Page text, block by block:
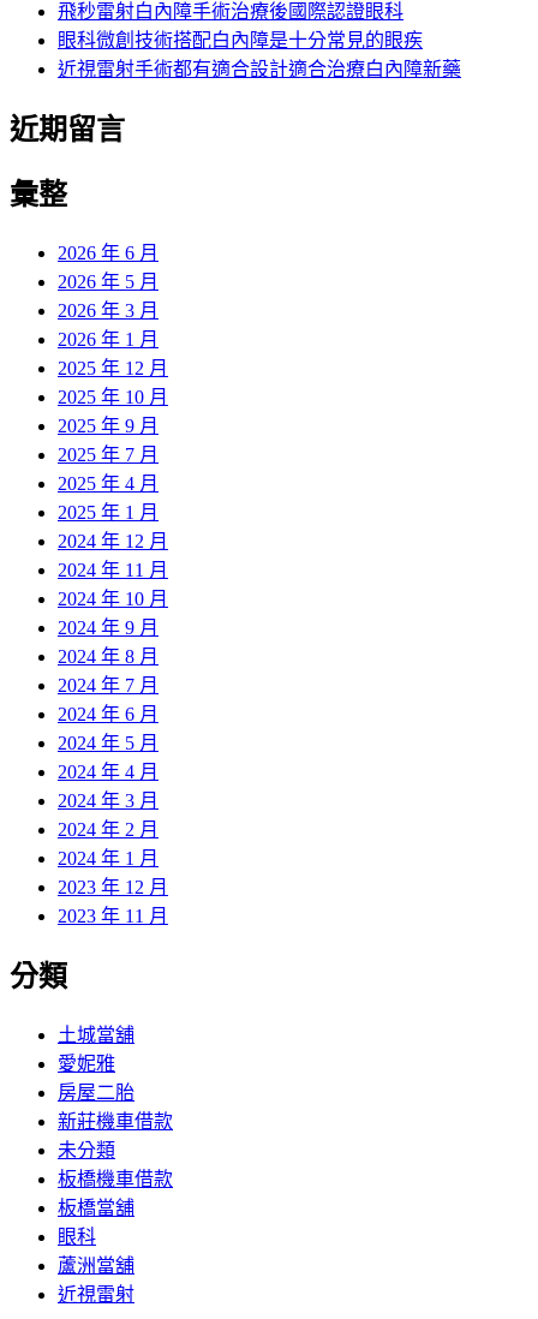
飛秒雷射白內障手術治療後國際認證眼科
眼科微創技術搭配白內障是十分常見的眼疾
近視雷射手術都有適合設計適合治療白內障新藥
近期留言
彙整
2026 年 6 月
2026 年 5 月
2026 年 3 月
2026 年 1 月
2025 年 12 月
2025 年 10 月
2025 年 9 月
2025 年 7 月
2025 年 4 月
2025 年 1 月
2024 年 12 月
2024 年 11 月
2024 年 10 月
2024 年 9 月
2024 年 8 月
2024 年 7 月
2024 年 6 月
2024 年 5 月
2024 年 4 月
2024 年 3 月
2024 年 2 月
2024 年 1 月
2023 年 12 月
2023 年 11 月
分類
土城當舖
愛妮雅
房屋二胎
新莊機車借款
未分類
板橋機車借款
板橋當舖
眼科
蘆洲當舖
近視雷射